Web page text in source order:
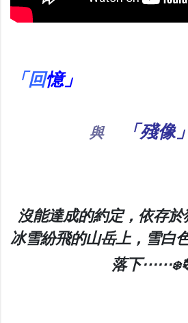
「回憶」
與 「殘像」
沒能達成的約定，依存於
冰雪紛飛的山岳上，雪白
落下⋯⋯❄️